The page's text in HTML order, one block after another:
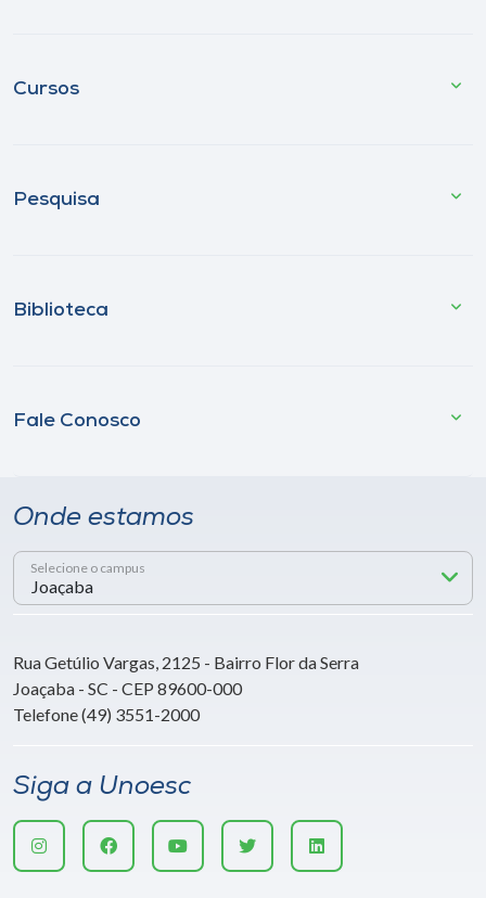
Cursos
Pesquisa
Biblioteca
Fale Conosco
Onde estamos
Selecione o campus
Rua Getúlio Vargas, 2125 - Bairro Flor da Serra
Joaçaba - SC - CEP 89600-000
Telefone (49) 3551-2000
Siga a Unoesc